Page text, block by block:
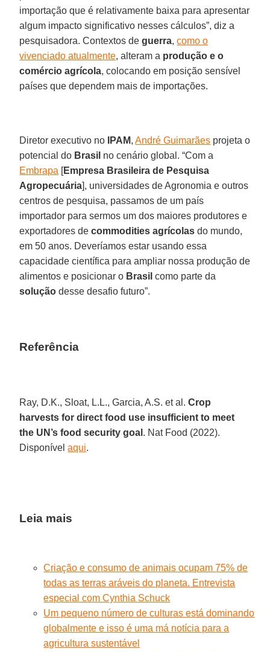
importação que é relativamente baixa para apresentar
algum impacto significativo nesses cálculos”, diz a
pesquisadora. Contextos deguerra,como o
vivenciado atualmente, alteram a produção e o
comércio agrícola, colocando em posição sensível
países que dependem mais de importações.
Diretor executivo no IPAM,André Guimarães projeta o
potencial do Brasil no cenário global. “Com a
Embrapa [Empresa Brasileira de Pesquisa
Agropecuária], universidades de Agronomia e outros
centros de pesquisa, passamos de um país
importador para sermos um dos maiores produtores e
exportadores decommodities agrícolas do mundo,
em 50 anos. Deveríamos estar usando essa
capacidade científica para ampliar nossa produção de
alimentos e posicionar o Brasil como parte da
solução desse desafio futuro”.
Referência
Ray, D.K., Sloat, L.L., Garcia, A.S. et al.Crop
harvests for direct food use insufficient to meet
the UN’s food security goal . Nat Food (2022).
Disponívelaqui.
Leia mais
Criação e consumo de animais ocupam 75% de
todas as terras aráveis do planeta. Entrevista
especial com Cynthia Schuck
Um pequeno número de culturas está dominando
globalmente e isso é uma má notícia para a
agricultura sustentável